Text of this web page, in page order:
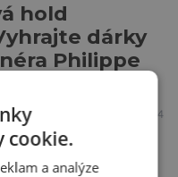
hold
dárky
Philippe
11.4.2024
vody Perrier
limitovanou edici
cookie.
a analýze